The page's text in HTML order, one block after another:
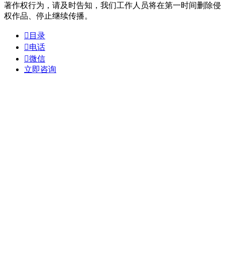
著作权行为，请及时告知，我们工作人员将在第一时间删除侵
权作品、停止继续传播。
 目录
电话
微信
立即咨询